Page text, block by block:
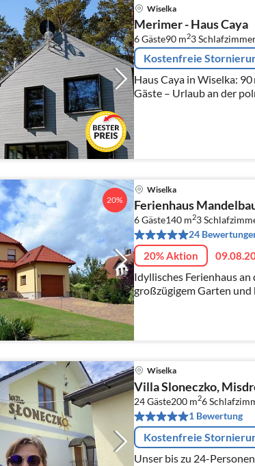
Wiselka
Merimer - Haus Caya
6 Gäste90 m23
Kostenfreie
Haus Caya in Wiselka: 90
Gäste – Urlaub an der
20%
Wiselka
Ferienhaus
6 Gäste140 m23
24
20% Aktion
Idyllisches Ferienhaus
großzügigem Garten
inmitten malerischer
Wiselka
Villa Sloneczko,
24 Gäste200 m26
1 Bewertung
Kostenfreie
Unser bis zu 24-